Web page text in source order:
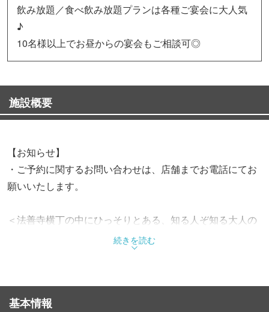
飲み放題／食べ飲み放題プランは各種ご宴会に大人気
♪
10名様以上でお昼からの宴会もご相談可◎
施設概要
【お知らせ】
・ご予約に関するお問い合わせは、店舗までお電話にてお
願いいたします。
＜法善寺横丁の中にひっそりとある、知る人ぞ知る大人の
・5,000円ぽっきりコース／120分飲み放題付
・4,000円ぽっきりコース／120分飲み放題付
続きを読む
基本情報